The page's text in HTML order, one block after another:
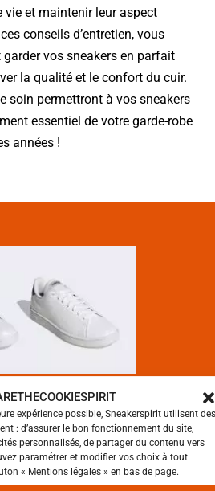
expérience possible, Sneakerspirit utilisent des
: d’assurer le bon fonctionnement du site,
personnalisés, de partager du contenu vers
paramétrer et modifier vos choix à tout
« Mentions légales » en bas de page.
vie et maintenir leur aspect
conseils d’entretien, vous
vos sneakers en parfait
la qualité et le confort du cuir.
soin permettront à vos sneakers
essentiel de votre garde-robe
années !
ICONIQUES
SMITH VS
COMPARAISON
CHOISIR LE